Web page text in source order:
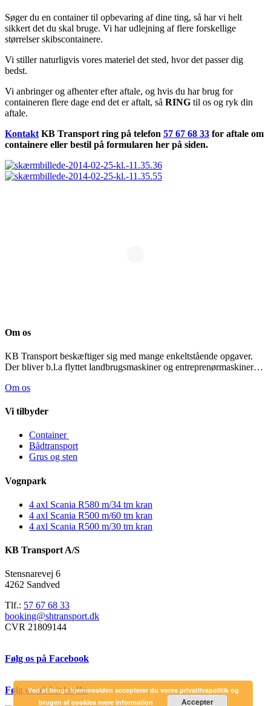
Søger du en container til opbevaring af dine ting, så har vi helt
sikkert det du skal bruge. Vi har udlejning af flere forskellige
størrelser skibscontainere.
Vi stiller naturligvis vores materiel det sted, hvor det passer dig
bedst.
Vi anbringer og afhenter efter aftale, og hvis du har brug for
containeren flere dage end det er aftalt, så RING til os og ryk din
aftale.
Kontakt KB Transport ring på telefon 57 67 68 33 for aftale om
containere eller bestil på formularen her på siden.
Om os
KB Transport beskæftiger sig med mange enkeltstående opgaver.
Der bliver b.l.a flyttet landbrugsmaskiner og entreprenørmaskiner…
Om os
Vi tilbyder
Container
Bådtransport
Grus og sten
Vognpark
4 axl Scania R580 m/34 tm kran
4 axl Scania R500 m/60 tm kran
4 axl Scania R500 m/30 tm kran
KB Transport A/S
Stensnarevej 6
4262 Sandved
Tlf.: 57 67 68 33
booking@shtransport.dk
CVR 21809144
Følg os på Facebook
Følg os på LinkedIn
Ved at bruge hjemmesiden accepterer du vores privatlivspolitik og
brugen af cookiesmere information Accepter